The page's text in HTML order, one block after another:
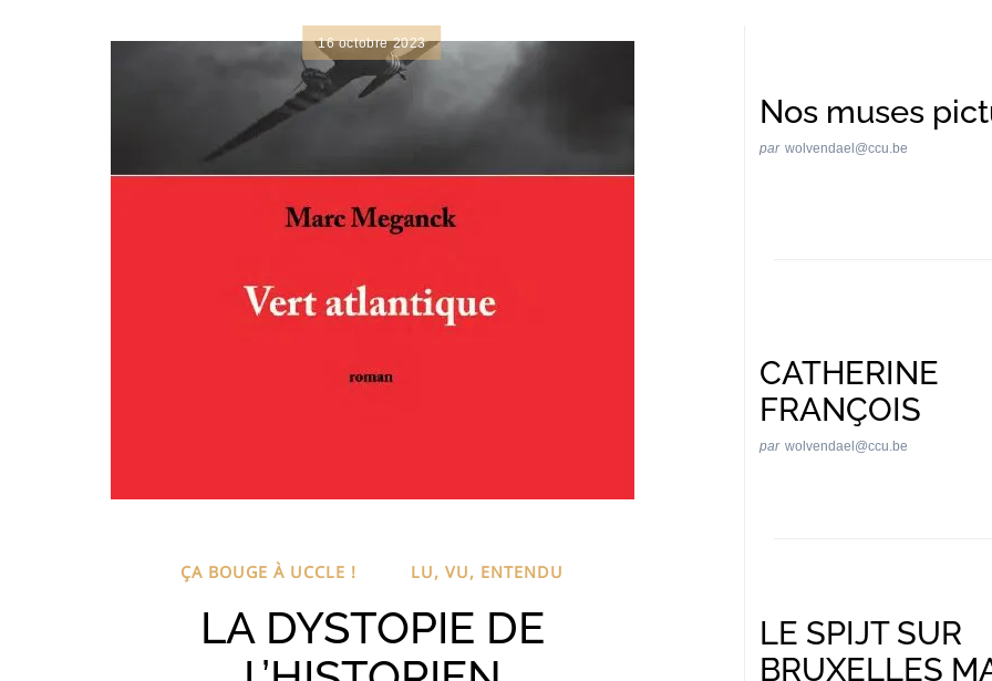
16 octobre 2023
ÇA BOUGE À UCCLE ! LU, VU, ENTENDU
LA DYSTOPIE DE
Nos muses
par wolvendael@ccu.be
CATHERINE
FRANÇOIS
par wolvendael@ccu.be
LE SPIJT SUR
BRUXELLES